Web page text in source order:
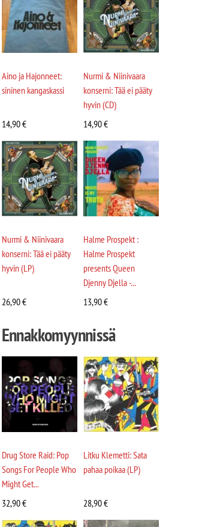
Aino ja Hajonneet:
sininen kangaskassi
14,90€
Nurmi & Niinivaara
konserni: Tää ei pääty
hyvin (CD)
14,90€
Nurmi & Niinivaara
konserni: Tää ei pääty
hyvin (LP)
26,90€
Halme Prospekt :
Halme Prospekt
presents Queen
Djenny Djella -...
13,90€
Ennakkomyynnissä
Drug Store Raid: Pop
Songs For People Who
Might Get...
32,90€
Litku Klemetti: Sata
pahaa poikaa (LP)
28,90€